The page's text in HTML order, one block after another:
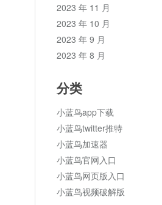
2023 年 11 月
2023 年 10 月
2023 年 9 月
2023 年 8 月
分类
小蓝鸟app下载
小蓝鸟twitter推特
小蓝鸟加速器
小蓝鸟官网入口
小蓝鸟网页版入口
小蓝鸟视频破解版